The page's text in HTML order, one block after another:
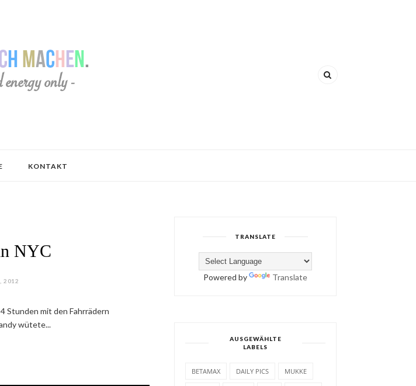
KONTAKT
NYC
2012
Stunden mit den Fahrrädern
wütete...
TRANSLATE
Powered by Translate
AUSGEWÄHLTE
LABELS
BETAMAX DAILY PICS MUKKE